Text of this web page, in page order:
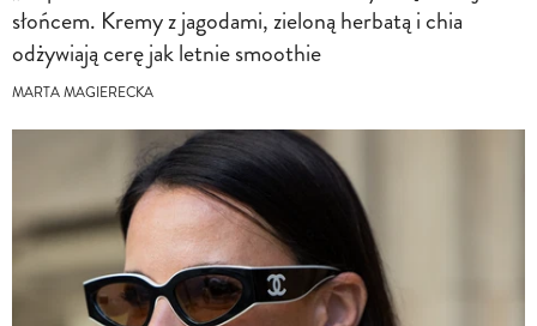
słońcem. Kremy z jagodami, zieloną herbatą i chia
odżywiają cerę jak letnie smoothie
MARTA MAGIERECKA